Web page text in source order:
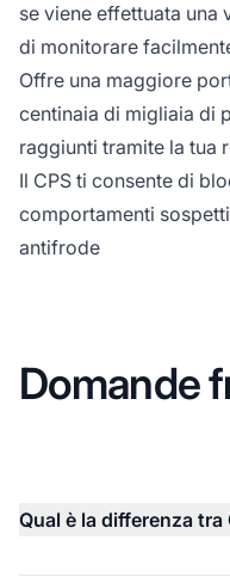
se viene effettuata una
di monitorare
Offre una maggiore
centinaia di migliaia di
raggiunti tramite la tua
Il CPS ti consente di
comportamenti
antifrode
Domande
Qual è la differenza tra